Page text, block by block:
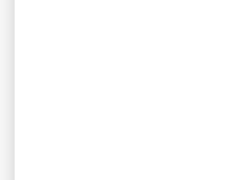
Si vous avez l'impression
NUROFEN 200 mg,
trop fort ou trop faible:
médecin ou votre
Si vous avez pris plus de
comprimé enrobé que
si des enfants ont pris le
médecin ou l'hôpital le